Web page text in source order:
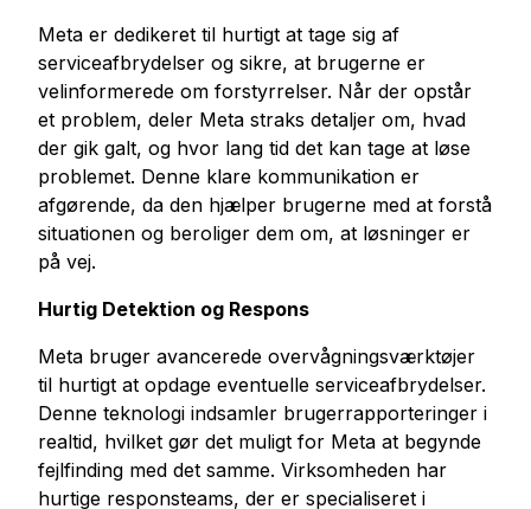
Meta er dedikeret til hurtigt at tage sig af
serviceafbrydelser og sikre, at brugerne er
velinformerede om forstyrrelser. Når der opstår
et problem, deler Meta straks detaljer om, hvad
der gik galt, og hvor lang tid det kan tage at løse
problemet. Denne klare kommunikation er
afgørende, da den hjælper brugerne med at forstå
situationen og beroliger dem om, at løsninger er
på vej.
Hurtig Detektion og Respons
Meta bruger avancerede overvågningsværktøjer
til hurtigt at opdage eventuelle serviceafbrydelser.
Denne teknologi indsamler brugerrapporteringer i
realtid, hvilket gør det muligt for Meta at begynde
fejlfinding med det samme. Virksomheden har
hurtige responsteams, der er specialiseret i